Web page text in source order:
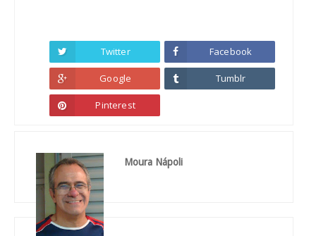
Twitter Facebook
Google Tumblr
Pinterest
Moura Nápoli